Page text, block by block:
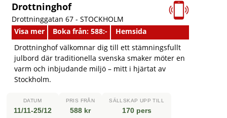
Drottninghof
Drottninggatan 67 - STOCKHOLM
Visa mer
Boka från: 588:-
Hemsida
Drottninghof välkomnar dig till ett stämningsfullt
julbord där traditionella svenska smaker möter en
varm och inbjudande miljö – mitt i hjärtat av
Stockholm.
DATUM
11/11-25/12
PRIS FRÅN
588 kr
SÄLLSKAP UPP TILL
170 pers